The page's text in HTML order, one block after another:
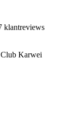
klantreviews
Karwei